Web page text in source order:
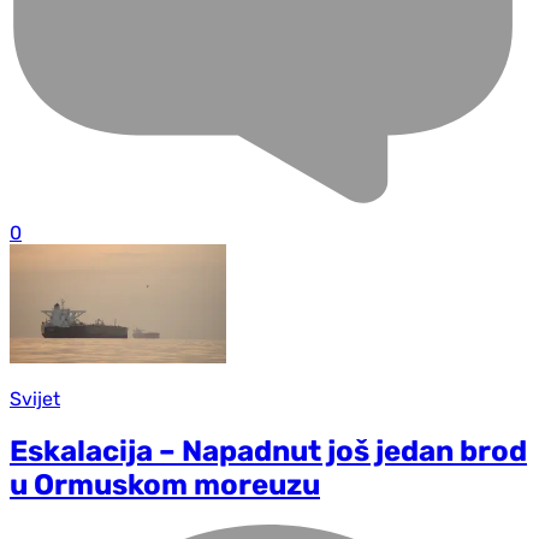
0
Svijet
Eskalacija – Napadnut još jedan brod
u Ormuskom moreuzu